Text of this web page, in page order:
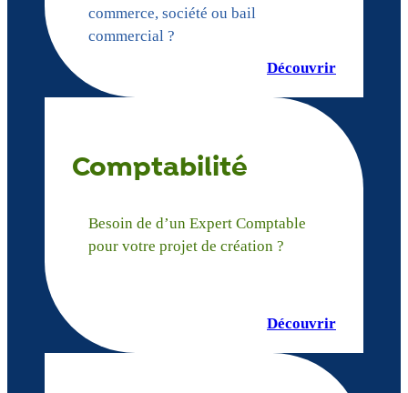
commerce, société ou bail
commercial ?
Découvrir
Comptabilité
Besoin de d’un Expert Comptable
pour votre projet de création ?
Découvrir